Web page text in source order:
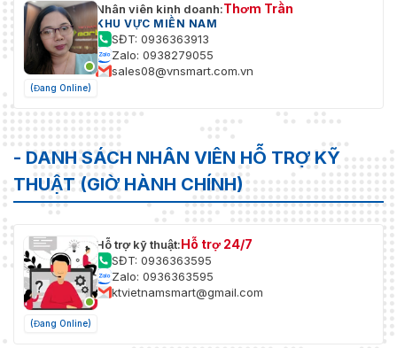
(Đang Online)
Nhân viên kinh doanh:Thơm Trần
KHU VỰC MIỀN NAM
SĐT: 0936363913
Zalo: 0938279055
sales08@vnsmart.com.vn
- DANH SÁCH NHÂN VIÊN HỖ TRỢ KỸ
THUẬT (GIỜ HÀNH CHÍNH)
(Đang Online)
Hỗ trợ kỹ thuật:Hỗ trợ 24/7
SĐT: 0936363595
Zalo: 0936363595
ktvietnamsmart@gmail.com